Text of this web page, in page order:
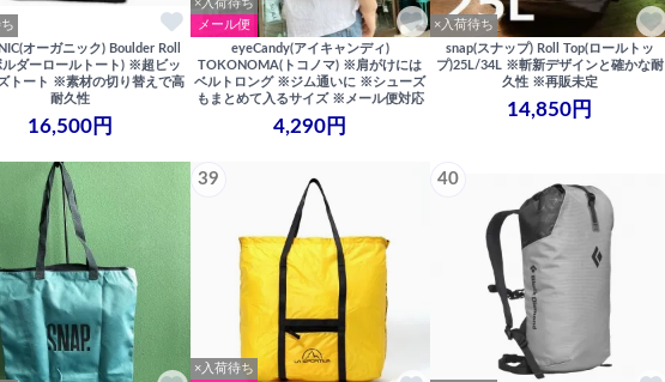
オーガニック) Boulder Roll
ルダーロールトート) ※超ビッ
トート ※素材の切り替えで高
耐久性
16,500円
×入荷待ち
メール便
eyeCandy(アイキャンディ)
TOKONOMA(トコノマ) ※肩がけには
ベルトロング ※ジム通いに ※シューズ
もまとめて入るサイズ ※メール便対応
4,290円
×入荷待ち
snap(スナップ) Roll Top(ロールトッ
プ)25L/34L ※斬新デザインと確かな耐
久性 ※再販未定
14,850円
39
×入荷待ち
40